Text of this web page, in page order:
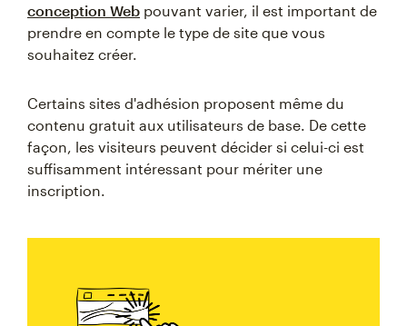
conception Web pouvant varier, il est important de
prendre en compte le type de site que vous
souhaitez créer.
Certains sites d'adhésion proposent même du
contenu gratuit aux utilisateurs de base. De cette
façon, les visiteurs peuvent décider si celui-ci est
suffisamment intéressant pour mériter une
inscription.